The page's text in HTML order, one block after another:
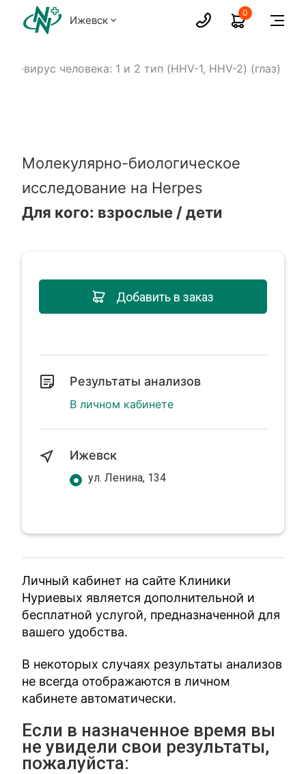
Ижевск
0
вирус человека: 1 и 2 тип (HHV-1, HHV-2) (глаз)
Молекулярно-биологическое
исследование на Herpes
Для кого: взрослые / дети
Личный кабинет на сайте Клиники
Нуриевых является дополнительной и
бесплатной услугой, предназначенной для
вашего удобства.
В некоторых случаях результаты анализов
не всегда отображаются в личном
кабинете автоматически.
Если в назначенное время вы
не увидели свои результаты,
пожалуйста:
Добавить в заказ
Результаты анализов
В личном кабинете
Ижевск
ул. Ленина, 134